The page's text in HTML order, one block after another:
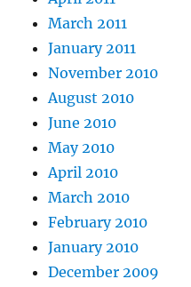
March 2011
January 2011
November 2010
August 2010
June 2010
May 2010
April 2010
March 2010
February 2010
January 2010
December 2009